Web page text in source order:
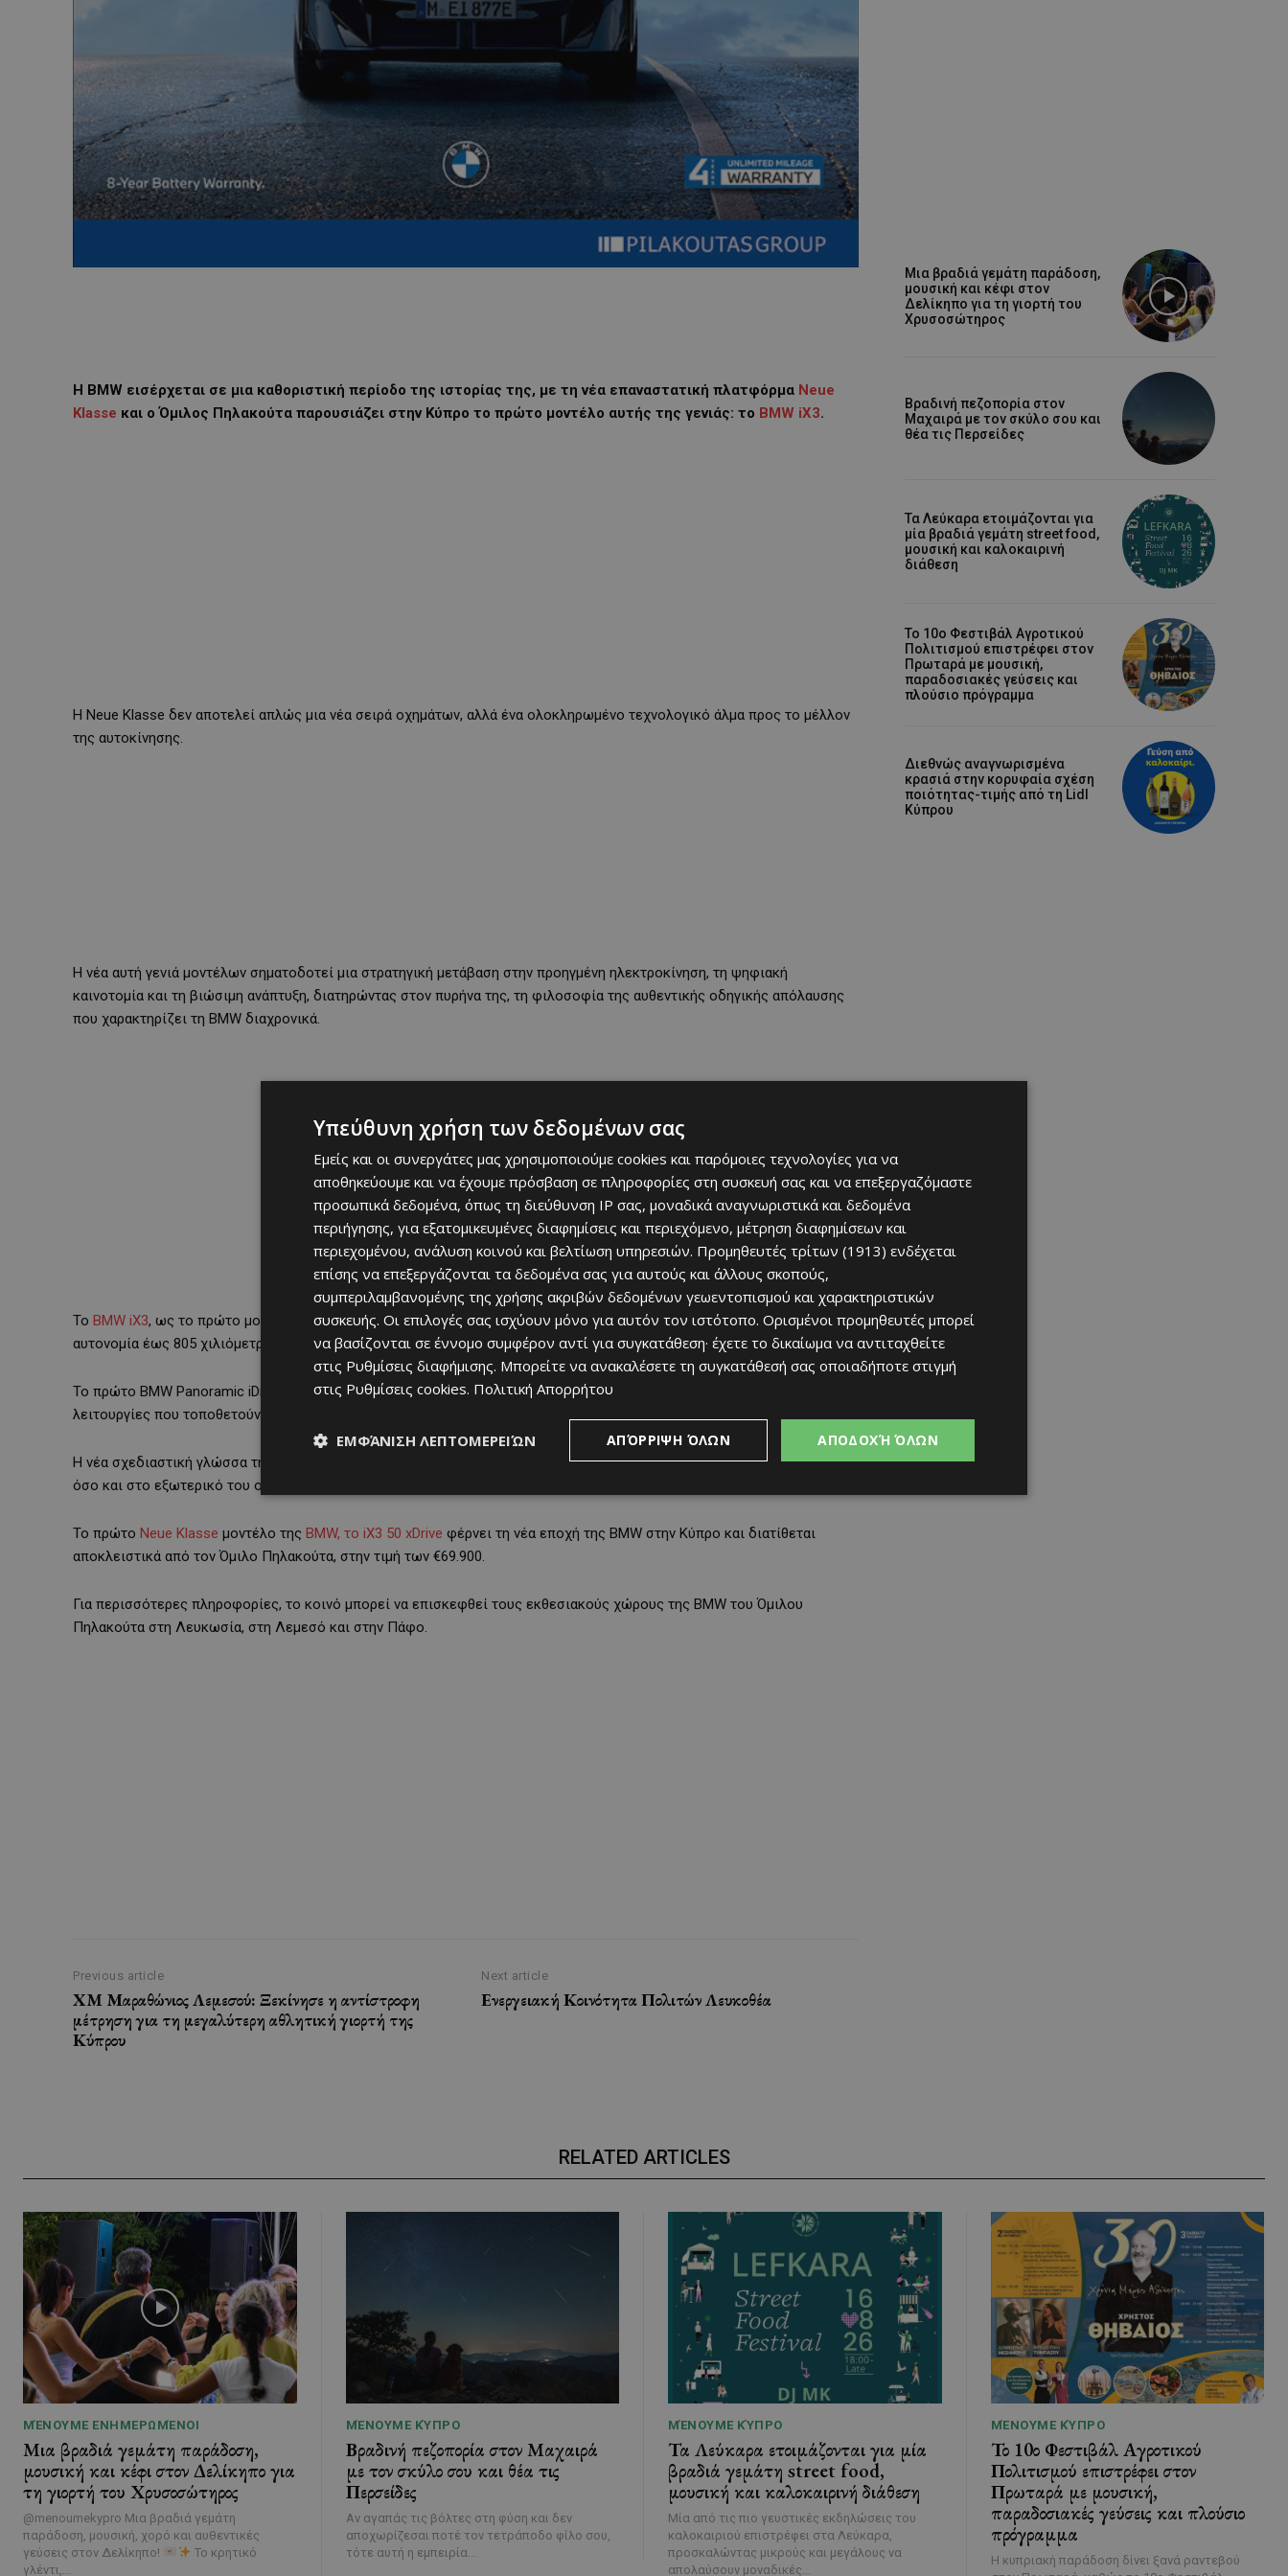
Η BMW εισέρχεται σε μια καθοριστική περίοδο της ιστορίας της, με τη νέα επαναστατική πλατφόρμα Neue
Klasse και ο Όμιλος Πηλακούτα παρουσιάζει στην Κύπρο το πρώτο μοντέλο αυτής της γενιάς: το BMW iX3.
Η Neue Klasse δεν αποτελεί απλώς μια νέα σειρά οχημάτων, αλλά ένα ολοκληρωμένο τεχνολογικό άλμα προς το μέλλον
της αυτοκίνησης.
Η νέα αυτή γενιά μοντέλων σηματοδοτεί μια στρατηγική μετάβαση στην προηγμένη ηλεκτροκίνηση, τη ψηφιακή
καινοτομία και τη βιώσιμη ανάπτυξη, διατηρώντας στον πυρήνα της, τη φιλοσοφία της αυθεντικής οδηγικής απόλαυσης
που χαρακτηρίζει τη BMW διαχρονικά.
Το BMW iX3, ως το πρώτο μοντέλο της Neue Klasse, επαναπροσδιορίζει την έννοια της ηλεκτροκίνησης, προσφέροντας
αυτονομία έως 805 χιλιόμετρα και μειώνοντας σημαντικά την ανάγκη συχνής φόρτισης.
Το πρώτο BMW Panoramic iDrive προσφέρει μια αναβαθμισμένη ψηφιακή εμπειρία, με έξυπνες και διαισθητικές
λειτουργίες που τοποθετούν τον οδηγό στο επίκεντρο.
Η νέα σχεδιαστική γλώσσα της BMW αποτυπώνει δυναμισμό, κομψότητα και τεχνολογική υπεροχή, τόσο στο εσωτερικό
όσο και στο εξωτερικό του οχήματος.
Το πρώτο Neue Klasse μοντέλο της BMW, το iX3 50 xDrive φέρνει τη νέα εποχή της BMW στην Κύπρο και διατίθεται
αποκλειστικά από τον Όμιλο Πηλακούτα, στην τιμή των €69.900.
Για περισσότερες πληροφορίες, το κοινό μπορεί να επισκεφθεί τους εκθεσιακούς χώρους της BMW του Όμιλου
Πηλακούτα στη Λευκωσία, στη Λεμεσό και στην Πάφο.
Previous article
XM Μαραθώνιος Λεμεσού: Ξεκίνησε η αντίστροφη
μέτρηση για τη μεγαλύτερη αθλητική γιορτή της
Κύπρου
Next article
Ενεργειακή Κοινότητα Πολιτών Λευκοθέα
Μια βραδιά γεμάτη παράδοση,
μουσική και κέφι στον
Δελίκηπο για τη γιορτή του
Χρυσοσώτηρος
Βραδινή πεζοπορία στον
Μαχαιρά με τον σκύλο σου και
θέα τις Περσείδες
Τα Λεύκαρα ετοιμάζονται για
μία βραδιά γεμάτη street food,
μουσική και καλοκαιρινή
διάθεση
Το 10ο Φεστιβάλ Αγροτικού
Πολιτισμού επιστρέφει στον
Πρωταρά με μουσική,
παραδοσιακές γεύσεις και
πλούσιο πρόγραμμα
Διεθνώς αναγνωρισμένα
κρασιά στην κορυφαία σχέση
ποιότητας-τιμής από τη Lidl
Κύπρου
RELATED ARTICLES
ΜΈΝΟΥΜΕ ΕΝΗΜΕΡΩΜΈΝΟΙ
Μια βραδιά γεμάτη παράδοση,
μουσική και κέφι στον Δελίκηπο για
τη γιορτή του Χρυσοσώτηρος
@menoumekypro Μια βραδιά γεμάτη
παράδοση, μουσική, χορό και αυθεντικές
γεύσεις στον Δελίκηπο!
Το κρητικό
γλέντι,...
ΜΈΝΟΥΜΕ ΚΎΠΡΟ
Βραδινή πεζοπορία στον Μαχαιρά
με τον σκύλο σου και θέα τις
Περσείδες
Αν αγαπάς τις βόλτες στη φύση και δεν
αποχωρίζεσαι ποτέ τον τετράποδο φίλο σου,
τότε αυτή η εμπειρία...
ΜΈΝΟΥΜΕ ΚΎΠΡΟ
Τα Λεύκαρα ετοιμάζονται για μία
βραδιά γεμάτη street food,
μουσική και καλοκαιρινή διάθεση
Μία από τις πιο γευστικές εκδηλώσεις του
καλοκαιριού επιστρέφει στα Λεύκαρα,
προσκαλώντας μικρούς και μεγάλους να
απολαύσουν μοναδικές...
ΜΈΝΟΥΜΕ ΚΎΠΡΟ
Το 10ο Φεστιβάλ Αγροτικού
Πολιτισμού επιστρέφει στον
Πρωταρά με μουσική,
παραδοσιακές γεύσεις και πλούσιο
πρόγραμμα
Η κυπριακή παράδοση δίνει ξανά ραντεβού
Υπεύθυνη χρήση των δεδομένων σας
Εμείς και οι συνεργάτες μας χρησιμοποιούμε cookies και παρόμοιες τεχνολογίες για να
αποθηκεύουμε και να έχουμε πρόσβαση σε πληροφορίες στη συσκευή σας και να επεξεργαζόμαστε
προσωπικά δεδομένα, όπως τη διεύθυνση IP σας, μοναδικά αναγνωριστικά και δεδομένα
περιήγησης, για εξατομικευμένες διαφημίσεις και περιεχόμενο, μέτρηση διαφημίσεων και
περιεχομένου, ανάλυση κοινού και βελτίωση υπηρεσιών. Προμηθευτές τρίτων (1913) ενδέχεται
επίσης να επεξεργάζονται τα δεδομένα σας για αυτούς και άλλους σκοπούς,
συμπεριλαμβανομένης της χρήσης ακριβών δεδομένων γεωεντοπισμού και χαρακτηριστικών
συσκευής. Οι επιλογές σας ισχύουν μόνο για αυτόν τον ιστότοπο. Ορισμένοι προμηθευτές μπορεί
να βασίζονται σε έννομο συμφέρον αντί για συγκατάθεση· έχετε το δικαίωμα να αντιταχθείτε
στις Ρυθμίσεις διαφήμισης. Μπορείτε να ανακαλέσετε τη συγκατάθεσή σας οποιαδήποτε στιγμή
στις Ρυθμίσεις cookies. Πολιτική Απορρήτου
ΑΠΟΔΟΧΉ ΌΛΩΝ
ΑΠΌΡΡΙΨΗ ΌΛΩΝ
ΕΜΦΆΝΙΣΗ ΛΕΠΤΟΜΕΡΕΙΏΝ